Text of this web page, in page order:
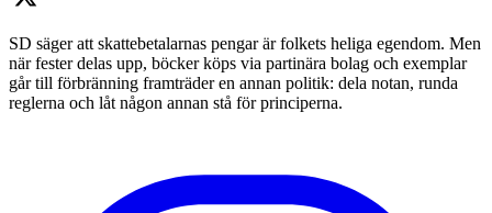
SD säger att skattebetalarnas pengar är folkets heliga egendom. Men
när fester delas upp, böcker köps via partinära bolag och exemplar
går till förbränning framträder en annan politik: dela notan, runda
reglerna och låt någon annan stå för principerna.